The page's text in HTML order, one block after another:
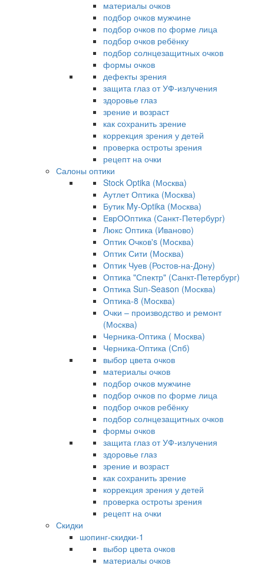
материалы очков
подбор очков мужчине
подбор очков по форме лица
подбор очков ребёнку
подбор солнцезащитных очков
формы очков
дефекты зрения
защита глаз от УФ-излучения
здоровье глаз
зрение и возраст
как сохранить зрение
коррекция зрения у детей
проверка остроты зрения
рецепт на очки
Салоны оптики
Stock Optika (Москва)
Аутлет Оптика (Москва)
Бутик My-Optika (Москва)
ЕврООптика (Санкт-Петербург)
Люкс Оптика (Иваново)
Оптик Очков's (Москва)
Оптик Сити (Москва)
Оптик Чуев (Ростов-на-Дону)
Оптика "Спектр" (Санкт-Петербург)
Оптика Sun-Season (Москва)
Оптика-8 (Москва)
Очки – производство и ремонт
(Москва)
Черника-Оптика ( Москва)
Черника-Оптика (Спб)
выбор цвета очков
материалы очков
подбор очков мужчине
подбор очков по форме лица
подбор очков ребёнку
подбор солнцезащитных очков
формы очков
защита глаз от УФ-излучения
здоровье глаз
зрение и возраст
как сохранить зрение
коррекция зрения у детей
проверка остроты зрения
рецепт на очки
Скидки
шопинг-скидки-1
выбор цвета очков
материалы очков